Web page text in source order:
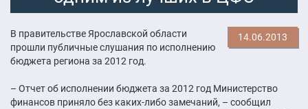
14.06.2013
В правительстве Ярославской области
прошли публичные слушания по исполнению
бюджета региона за 2012 год.
– Отчет об исполнении бюджета за 2012 год Министерство
финансов приняло без каких-либо замечаний, – сообщил